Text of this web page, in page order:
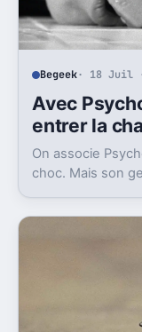
Begeek· 18 Juil
Avec
entrer la
On associe
choc. Mais son